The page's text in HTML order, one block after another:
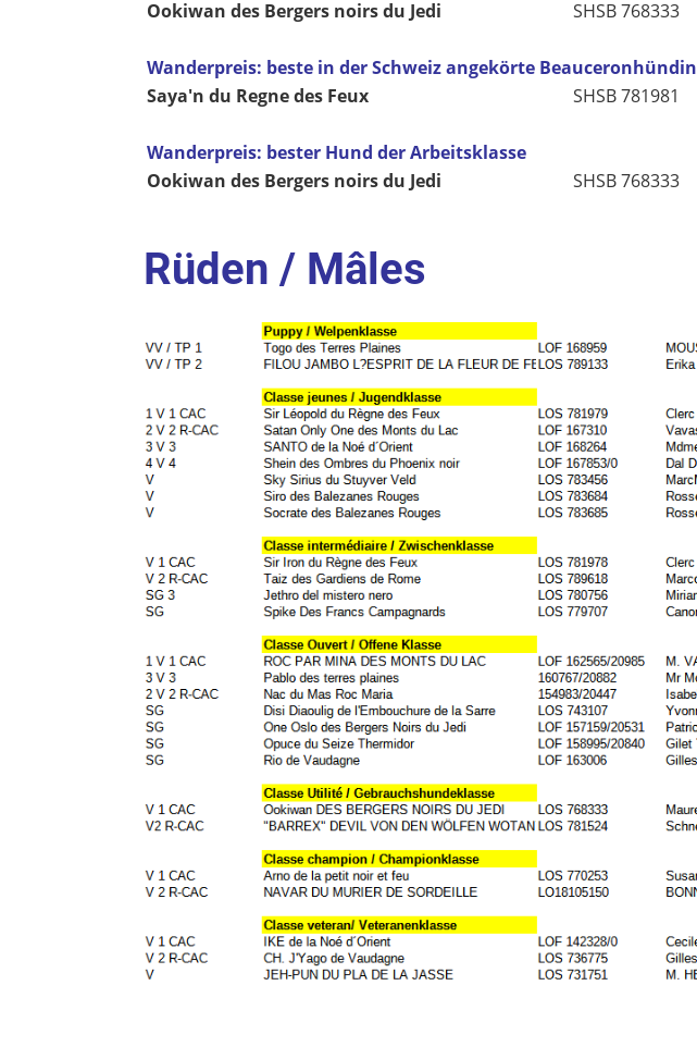
Ookiwan des Bergers noirs du Jedi
SHSB 768333
Wanderpreis: beste in der Schweiz angekörte Beauceronhündin
Saya'n du Regne des Feux
SHSB 781981
Wanderpreis: bester Hund der Arbeitsklasse
Ookiwan des Bergers noirs du Jedi
SHSB 768333
Rüden / Mâles